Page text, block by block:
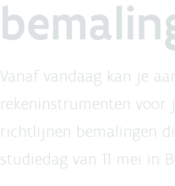
Vanaf vandaag kan je
rekeninstrumenten voor
richtlijnen bemalingen
studiedag van 11 mei in